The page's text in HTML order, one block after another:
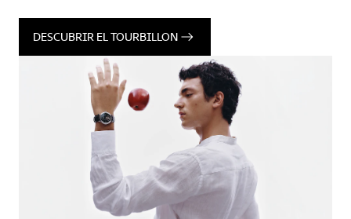
DESCUBRIR EL TOURBILLON